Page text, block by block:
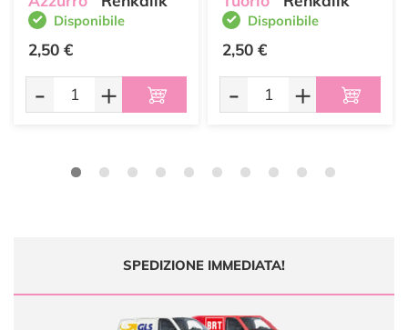
Disponibile
2,50 €
- +
Disponibile
2,50 €
- +
SPEDIZIONE IMMEDIATA!